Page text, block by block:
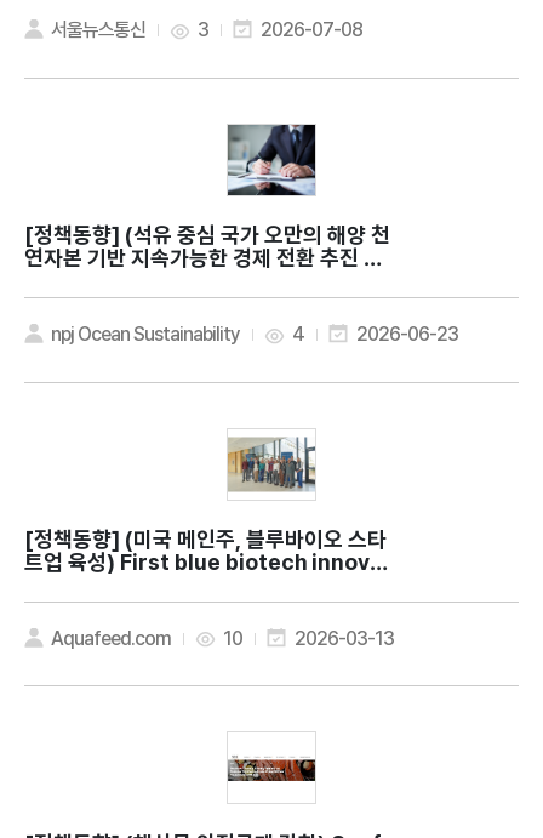
서울뉴스통신 3 2026-07-08
[정책동향]
연자본 기반 지속가능한 경제 전환 추진 전
e Gold: lessons from Oman for sust
ainable ocean economies
npj Ocean Sustainability 4 2026-06-23
[정책동향]
트업 육성) First blue biotech innovat
Aquafeed.com 10 2026-03-13